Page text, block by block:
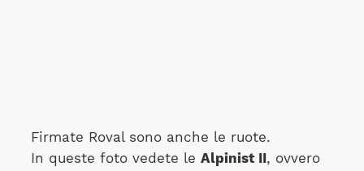
Firmate Roval sono anche le ruote.
In queste foto vedete le Alpinist II, ovvero